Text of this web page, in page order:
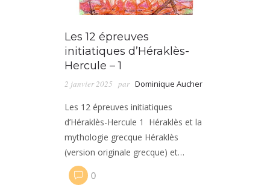
Les 12 épreuves
initiatiques d’Héraklès-
Hercule – 1
2 janvier 2025 par Dominique Aucher
Les 12 épreuves initiatiques
d’Héraklès-Hercule 1 Héraklès et la
mythologie grecque Héraklès
(version originale grecque) et…
0